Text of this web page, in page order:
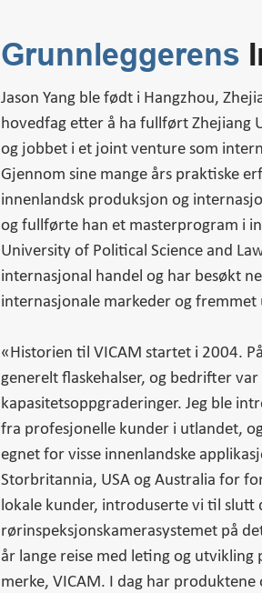
Grunnleggerens
Jason Yang ble født i Hangzhou,
hovedfag etter å ha fullført Zhejiang
og jobbet i et joint venture som
Gjennom sine mange års praktiske
innenlandsk produksjon og
og fullførte han et masterprogram i
University of Political Science and
internasjonal handel og har besøkt
internasjonale markeder og
«Historien til VICAM startet i 2004.
generelt flaskehalser, og bedrifter
kapasitetsoppgraderinger. Jeg ble
fra profesjonelle kunder i utlandet,
egnet for visse innenlandske
Storbritannia, USA og Australia for
lokale kunder, introduserte vi til slutt
rørinspeksjonskamerasystemet på
år lange reise med leting og
merke, VICAM. I dag har produktene